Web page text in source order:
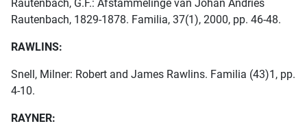
Rautenbach, G.F.: Afstammelinge van Johan Andries
Rautenbach, 1829-1878. Familia, 37(1), 2000, pp. 46-48.
RAWLINS:
Snell, Milner: Robert and James Rawlins. Familia (43)1, pp.
4-10.
RAYNER: